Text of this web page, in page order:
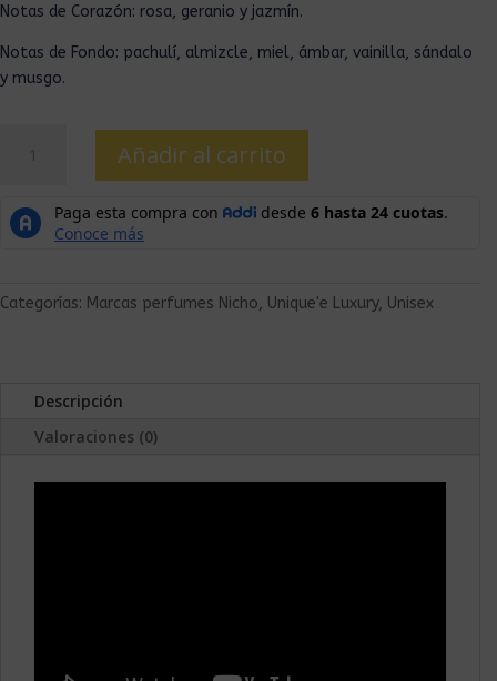
Notas de Corazón: rosa, geranio y jazmín.
Notas de Fondo: pachulí, almizcle, miel, ámbar, vainilla, sándalo
y musgo.
Añadir al carrito
Categorías: Marcas perfumes Nicho, Unique'e Luxury, Unisex
Descripción
Valoraciones (0)